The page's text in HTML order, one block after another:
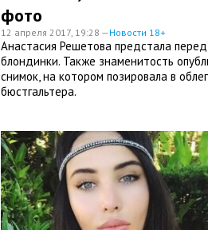
фото
12 апреля 2017, 19:28 —Новости 18+
Анастасия Решетова предстала
блондинки. Также знаменитость
снимок, на котором позировала в
бюстгальтера.